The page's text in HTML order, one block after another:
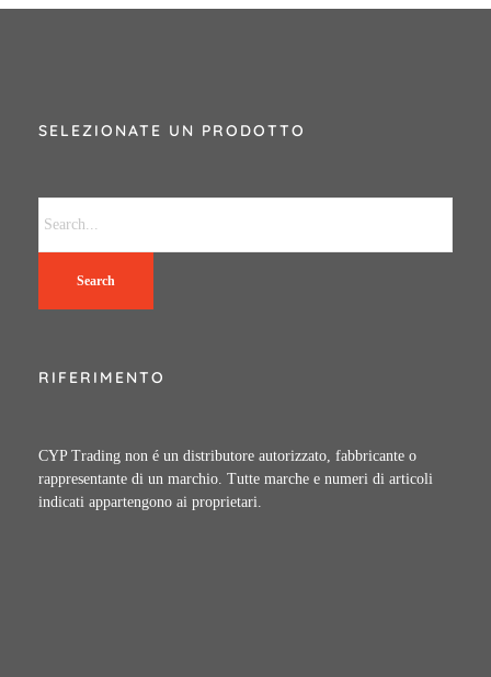
SELEZIONATE UN PRODOTTO
Search
RIFERIMENTO
CYP Trading non é un distributore autorizzato, fabbricante o
rappresentante di un marchio. Tutte marche e numeri di articoli
indicati appartengono ai proprietari.